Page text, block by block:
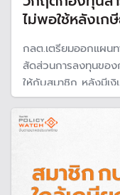
ไม่พอใช้หลังเ
กลต.เตรียมออกแผน
สัดส่วนการลงทุนของ
ให้กับสมาชิก หลังมีเ
พอใช้จ่ายตอนเกษีย